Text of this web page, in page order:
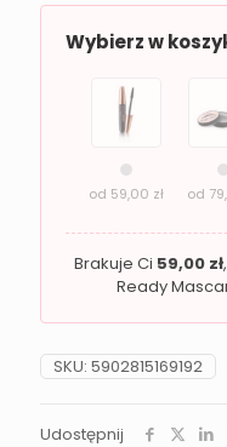
BRONZE
SHIMMER
Wybierz w
od 59,00 zł od
Brakuje Ci 59,00 zł
Ready
SKU: 5902815169192
Udostępnij